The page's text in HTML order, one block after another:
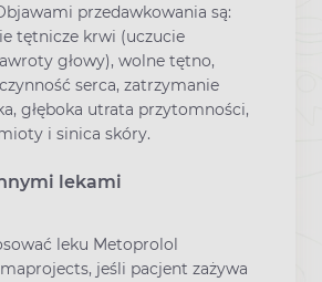
przedawkowania są:
tętnicze krwi (uczucie
głowy), wolne tętno,
serca, zatrzymanie
głęboka utrata przytomności,
i sinica skóry.
lekami
leku Metoprolol
jeśli pacjent zażywa